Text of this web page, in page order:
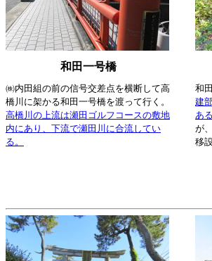
和田一号橋
㈱内田組の前の信号交差点を横断して高
橋川に架かる和田一号橋を渡って行く。
高橋川の上流は瀬田ゴルフコースの敷地
内にあり、下流で瀬田川に合流してい
る。
和
建
ある
が
移